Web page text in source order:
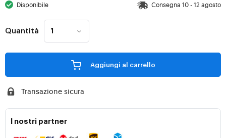
Disponibile Consegna 10 - 12 agosto
Quantità
Aggiungi al carrello
Transazione sicura
I nostri partner